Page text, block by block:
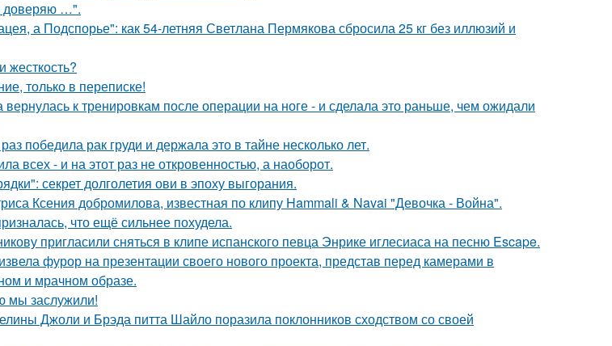
доверяю …".
а Подспорье": как 54-летняя Светлана Пермякова сбросила 25 кг без иллюзий и
только в переписке!
к тренировкам после операции на ноге - и сделала это раньше, чем ожидали
победила рак груди и держала это в тайне несколько лет.
всех - и на этот раз не откровенностью, а наоборот.
секрет долголетия ови в эпоху выгорания.
Ксения добромилова, известная по клипу Hammali & Navai "Девочка - Война".
что ещё сильнее похудела.
пригласили сняться в клипе испанского певца Энрике иглесиаса на песню Escape.
фурор на презентации своего нового проекта, представ перед камерами в
и мрачном образе.
мы заслужили!
Джоли и Брэда питта Шайло поразила поклонников сходством со своей